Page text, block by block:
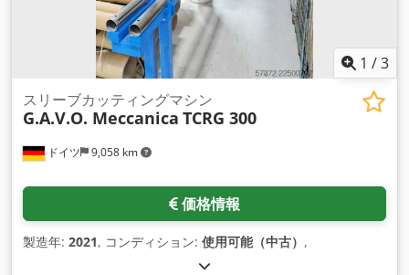
1 /3
ドイツ 9,058 km
スリーブカッティングマシン
G.A.V.O. Meccanica TCRG 300
価格情報
製造年: 2021, コンディション: 使用可能（中古） ,